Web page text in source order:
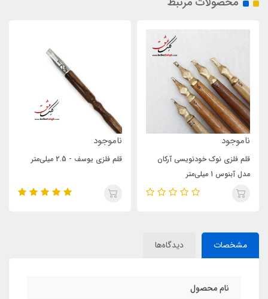
ناموجود
قلم فلزی یوسف - 2.5 میلی‌متر
1,470,000
قلم فلزی یوسف - 9 میلی‌متر
مشخصات دیدگاه‌ها
نام محصول